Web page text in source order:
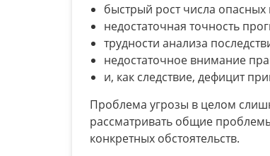
быстрый рост числа
недостаточная точность
трудности анализа
недостаточное внимание
и, как следствие, дефицит
Проблема угрозы в целом
рассматривать общие
конкретных обстоятельств.